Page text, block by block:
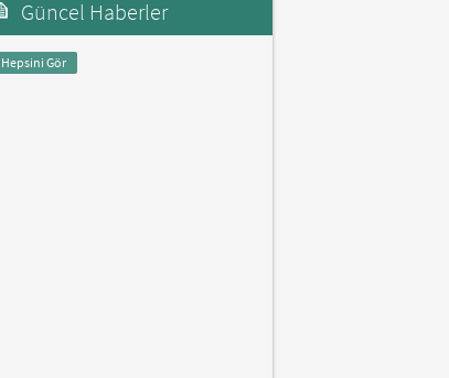
Güncel Haberler
Hepsini Gör